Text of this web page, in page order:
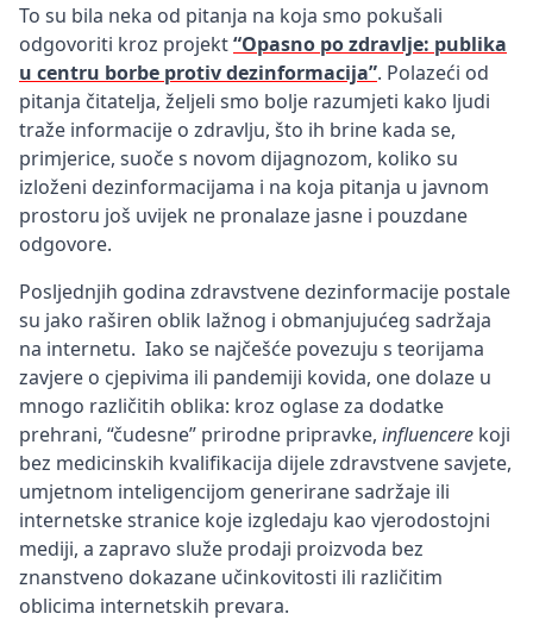
To su bila neka od pitanja na koja smo pokušali
odgovoriti kroz projekt“Opasno po zdravlje: publika
u centru borbe protiv dezinformacija”. Polazeći od
pitanja čitatelja, željeli smo bolje razumjeti kako ljudi
traže informacije o zdravlju, što ih brine kada se,
primjerice, suoče s novom dijagnozom, koliko su
izloženi dezinformacijama i na koja pitanja u javnom
prostoru još uvijek ne pronalaze jasne i pouzdane
odgovore.
Posljednjih godina zdravstvene dezinformacije postale
su jako raširen oblik lažnog i obmanjujućeg sadržaja
na internetu. Iako se najčešće povezuju s teorijama
zavjere o cjepivima ili pandemiji kovida, one dolaze u
mnogo različitih oblika: kroz oglase za dodatke
prehrani, “čudesne” prirodne pripravke, influencere koji
bez medicinskih kvalifikacija dijele zdravstvene savjete,
umjetnom inteligencijom generirane sadržaje ili
internetske stranice koje izgledaju kao vjerodostojni
mediji, a zapravo služe prodaji proizvoda bez
znanstveno dokazane učinkovitosti ili različitim
oblicima internetskih prevara.